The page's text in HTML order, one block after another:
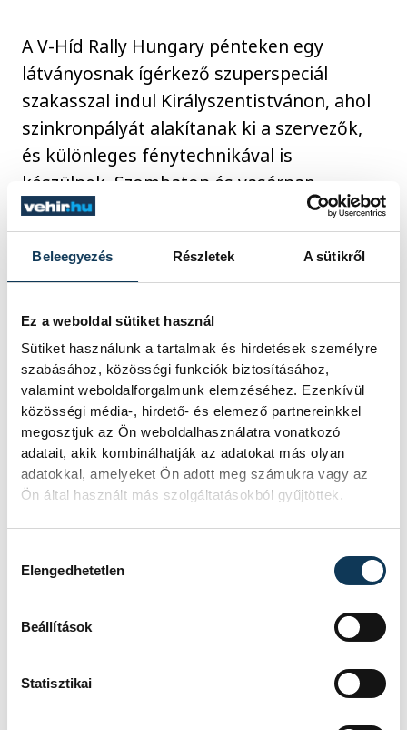
Beleegyezés Részletek A sütikről
Ez a weboldal sütiket használ
Sütiket használunk a tartalmak és hirdetések személyre
szabásához, közösségi funkciók biztosításához,
valamint weboldalforgalmunk elemzéséhez. Ezenkívül
közösségi média-, hirdető- és elemező partnereinkkel
megosztjuk az Ön weboldalhasználatra vonatkozó
adatait, akik kombinálhatják az adatokat más olyan
adatokkal, amelyeket Ön adott meg számukra vagy az
Ön által használt más szolgáltatásokból gyűjtöttek.
Elengedhetetlen
Beállítások
Statisztikai
A V-Híd Rally Hungary pénteken egy
látványosnak ígérkező szuperspeciál
szakasszal indul Királyszentistvánon, ahol
szinkronpályát alakítanak ki a szervezők,
és különleges fénytechnikával is
készülnek. Szombaton és vasárnap
Veszprém környékén összesen 12
gyorsaságit kell majd teljesíteniük a
versenyzőknek.
"Sokat fognak haladni katonasági
területeken, lőtereken, úgyhogy
különleges, izgalmas és látványos futamok
lesznek" - jegyezte meg a főszervező.
sport autósport
rali
Veszprém-rali
Rally Hungary
FOTÓS
Szalai
Csaba